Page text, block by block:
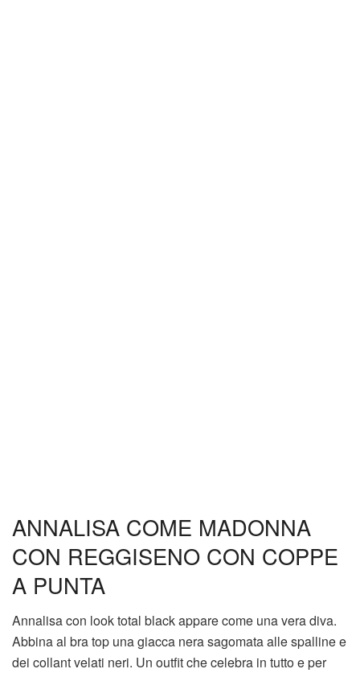
ANNALISA COME MADONNA
CON REGGISENO CON COPPE
A PUNTA
Annalisa con look total black appare come una vera diva.
Abbina al bra top una giacca nera sagomata alle spalline e
dei collant velati neri. Un outfit che celebra in tutto e per